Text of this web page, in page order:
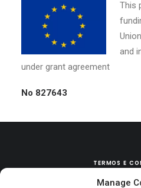
Manage
This
and
under grant agreement
No 827643
TERMOS E